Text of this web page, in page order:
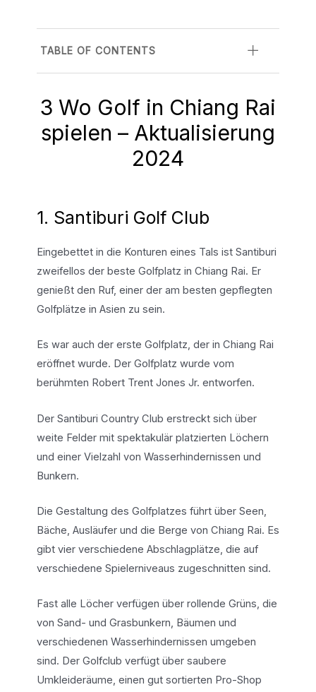
TABLE OF CONTENTS
3 Wo Golf in Chiang Rai
spielen – Aktualisierung
2024
1. Santiburi Golf Club
Eingebettet in die Konturen eines Tals ist Santiburi
zweifellos der beste Golfplatz in Chiang Rai. Er
genießt den Ruf, einer der am besten gepflegten
Golfplätze in Asien zu sein.
Es war auch der erste Golfplatz, der in Chiang Rai
eröffnet wurde. Der Golfplatz wurde vom
berühmten Robert Trent Jones Jr. entworfen.
Der Santiburi Country Club erstreckt sich über
weite Felder mit spektakulär platzierten Löchern
und einer Vielzahl von Wasserhindernissen und
Bunkern.
Die Gestaltung des Golfplatzes führt über Seen,
Bäche, Ausläufer und die Berge von Chiang Rai. Es
gibt vier verschiedene Abschlagplätze, die auf
verschiedene Spielerniveaus zugeschnitten sind.
Fast alle Löcher verfügen über rollende Grüns, die
von Sand- und Grasbunkern, Bäumen und
verschiedenen Wasserhindernissen umgeben
sind. Der Golfclub verfügt über saubere
Umkleideräume, einen gut sortierten Pro-Shop